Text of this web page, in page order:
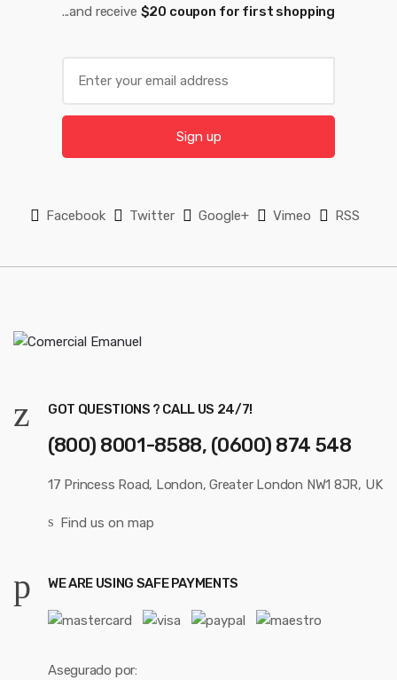
...and receive $20 coupon for first shopping
a
l
Sign up
Facebook Twitter Google+ Vimeo RSS
GOT QUESTIONS ? CALL US 24/7!
(800) 8001-8588, (0600) 874 548
17 Princess Road, London, Greater London NW1 8JR, UK
Find us on map
WE ARE USING SAFE PAYMENTS
Asegurado por: